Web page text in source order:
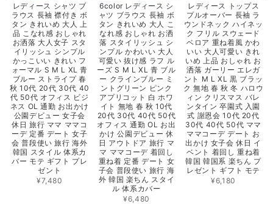
レディース シャツ ブ
ラウス 長袖 襟付き ボ
タン きれいめ 大人 上
品 こなれ感 おしゃれ
お洒落 大人女子 スタ
イリッシュ シンプル
かっこいい きれい フ
ォーマル S M L XL 青
ブルー ストライプ 春
秋 10代 20代 30代 40
代 50代 オフィス ビジ
ネス OL 通勤 お出かけ
公園デビュー 女子会
休日 旅行 ママ ママコ
ーデ 定番 デート 女子
会 普段使い 旅行 海外
韓国 スタイル 体系カ
バー モテ ギフト プレ
ゼント
¥7,480
6color レディース シ
ャツ ブラウス 長袖 ボ
タン きれいめ 大人 こ
なれ感 おしゃれ お洒
落 スタイリッシュ シ
ンプル かわいい 大人
可愛い 抜け感 ラフ ル
ーズ S M L XL 青 ブル
ー クラインブルー ミ
ントグリーン ピンク
アプリコット 白 ホワ
イト 無地 春 秋 10代
20代 30代 40代 50代
オフィス 通勤 OL お出
かけ 公園デビュー 休
日 アウトドア 旅行 マ
マ ママコーデ 着回し
重ね着 定番 デート 女
子会 普段使い 旅行 海
外 韓国 楽ちん スタイ
ル 体系カバー
¥6,480
レディース トップス
プルオーバー 長袖 ラ
ウンドネック ハイネッ
ク フリル スウェード
ベロア 重ね着風 かわ
いい 大人可愛い きれ
いめ 上品 おしゃれ お
洒落 ガーリー エレガ
ント M L XL 黒 ブラッ
ク 無地 春 秋 冬 ハロウ
ィン クリスマス バレ
ンタイン 卒園式 入園
式 謝恩会 10代 20代
30代 40代 50代 ママ
ママコーデ デート お
出かけ 女子会 休日 イ
ベント 着回し 重ね着
韓国 韓国系 楽ちん プ
レゼント ギフト モテ
¥6,180